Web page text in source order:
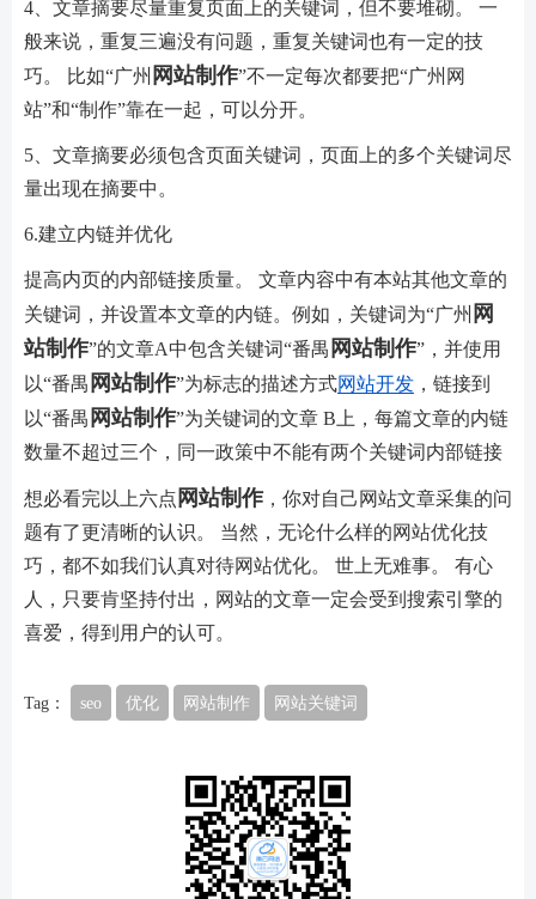
4、文章摘要尽量重复页面上的关键词，但不要堆砌。 一
般来说，重复三遍没有问题，重复关键词也有一定的技
巧。 比如“广州 网站制作”不一定每次都要把“广州网
站”和“制作”靠在一起，可以分开。
5、文章摘要必须包含页面关键词，页面上的多个关键词尽
量出现在摘要中。
6.建立内链并优化
提高内页的内部链接质量。 文章内容中有本站其他文章的
关键词，并设置本文章的内链。例如，关键词为“广州 网
站制作”的文章A中包含关键词“番禺 网站制作”，并使用
以“番禺 网站制作”为标志的描述方式网站开发 ，链接到
以“番禺 网站制作”为关键词的文章 B上，每篇文章的内链
数量不超过三个，同一政策中不能有两个关键词内部链接
想必看完以上六点 网站制作，你对自己网站文章采集的问
题有了更清晰的认识。 当然，无论什么样的网站优化技
巧，都不如我们认真对待网站优化。 世上无难事。 有心
人，只要肯坚持付出，网站的文章一定会受到搜索引擎的
喜爱，得到用户的认可。
Tag： seo 优化 网站制作 网站关键词